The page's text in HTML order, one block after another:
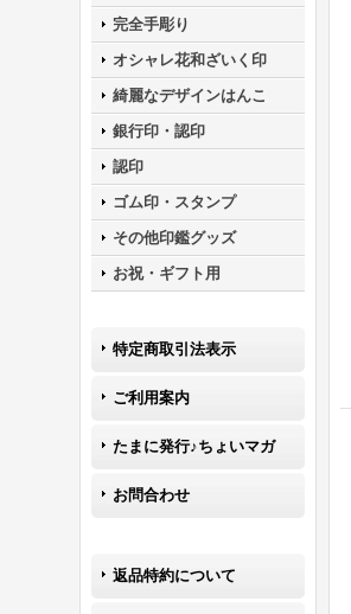
完全手彫り
オシャレ花和ざいく印
綺麗なデザインはんこ
銀行印・認印
認印
ゴム印・スタンプ
その他印鑑グッズ
お祝・ギフト用
特定商取引法表示
ご利用案内
たまに発行♪ちょいマガ
お問合わせ
返品特約について